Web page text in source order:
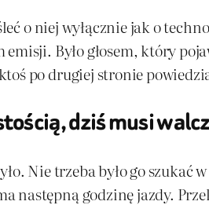
o niej wyłącznie jak o
Było głosem, który
po drugiej stronie
dziś musi
Nie trzeba było go
następną godzinę jazdy.